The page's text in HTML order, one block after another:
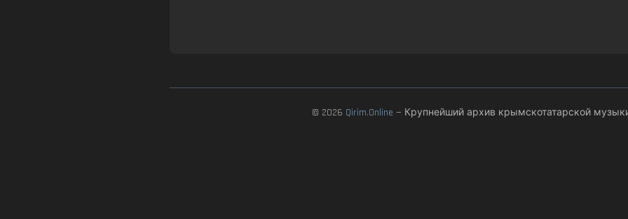
© 2026 Qirim.Online — Крупнейший архив крымскотатарской